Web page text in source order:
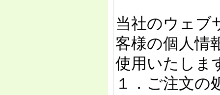
当社のウェブ
客様の個人情
使用いたしま
１．ご注文の